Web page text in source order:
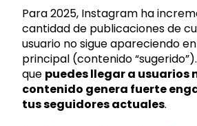
Para 2025, Instagram ha
cantidad de publicaciones de
usuario no sigue apareciendo
principal (contenido
que puedes llegar a usuarios
contenido genera fuerte
tus seguidores actuales.